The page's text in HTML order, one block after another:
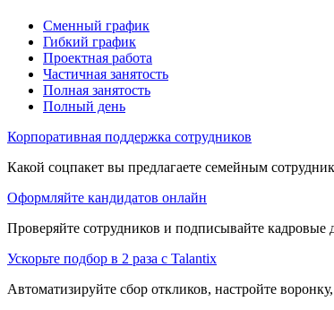
Сменный график
Гибкий график
Проектная работа
Частичная занятость
Полная занятость
Полный день
Корпоративная поддержка сотрудников
Какой соцпакет вы предлагаете семейным
Оформляйте кандидатов онлайн
Проверяйте сотрудников и подписывайте
Ускорьте подбор в 2 раза с Talantix
Автоматизируйте сбор откликов, настройте